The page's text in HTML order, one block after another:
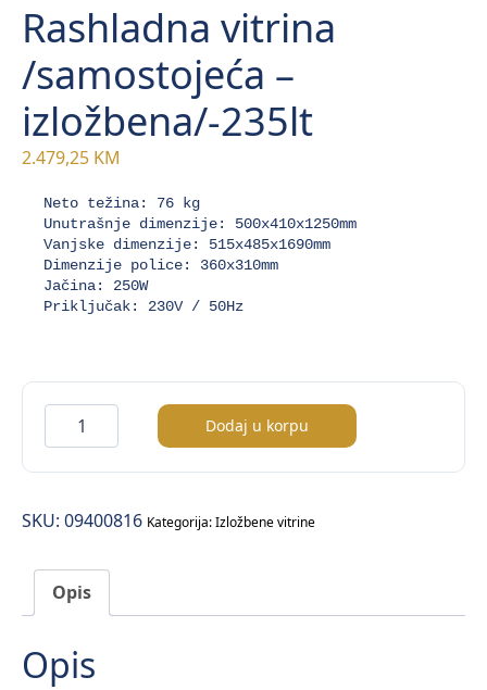
Rashladna vitrina
/samostojeća –
izložbena/-235lt
2.479,25 KM
Neto težina: 76 kg
Unutrašnje dimenzije: 500x410x1250mm
Vanjske dimenzije: 515x485x1690mm
Dimenzije police: 360x310mm
Jačina: 250W
Priključak: 230V / 50Hz
Rashladna
vitrina
/samostojeća
izložbena/-235lt
Dodaj u korpu
SKU: 09400816 Kategorija:Izložbene vitrine
Opis
Opis